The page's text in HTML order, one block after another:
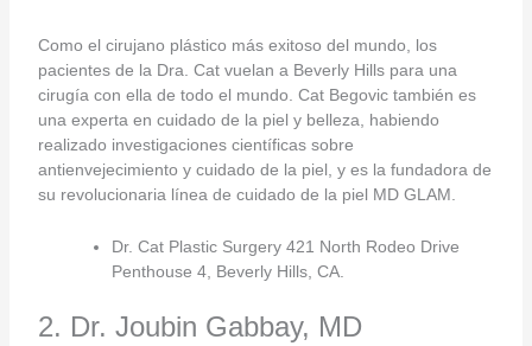
Como el cirujano plástico más exitoso del mundo, los
pacientes de la Dra. Cat vuelan a Beverly Hills para una
cirugía con ella de todo el mundo. Cat Begovic también es
una experta en cuidado de la piel y belleza, habiendo
realizado investigaciones científicas sobre
antienvejecimiento y cuidado de la piel, y es la fundadora de
su revolucionaria línea de cuidado de la piel MD GLAM.
Dr. Cat Plastic Surgery 421 North Rodeo Drive
Penthouse 4, Beverly Hills, CA.
2. Dr. Joubin Gabbay, MD